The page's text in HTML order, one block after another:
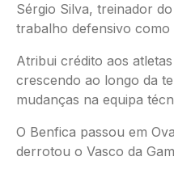
Sérgio Silva, treinador
trabalho defensivo como
Atribui crédito aos
crescendo ao longo da
mudanças na equipa
O Benfica passou em
derrotou o Vasco da